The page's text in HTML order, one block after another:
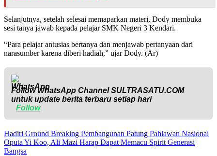
Selanjutnya, setelah selesai memaparkan materi, Dody membuka
sesi tanya jawab kepada pelajar SMK Negeri 3 Kendari.
“Para pelajar antusias bertanya dan menjawab pertanyaan dari
narasumber karena diberi hadiah,” ujar Dody. (Ar)
Follow WhatsApp ChannelSULTRASATU.COM
untuk update berita terbaru setiap hari
Follow
Hadiri Ground Breaking Pembangunan Patung Pahlawan Nasional
Oputa Yi Koo, Ali Mazi Harap Dapat Memacu Spirit Generasi
Bangsa